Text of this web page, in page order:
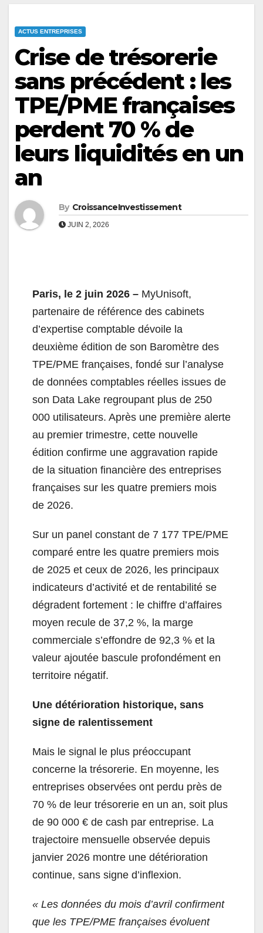
ACTUS ENTREPRISES
Crise de trésorerie
sans précédent : les
TPE/PME françaises
perdent 70 % de
leurs liquidités en un
an
By CroissanceInvestissement
JUIN 2, 2026
Paris, le 2 juin 2026 – MyUnisoft,
partenaire de référence des cabinets
d’expertise comptable dévoile la
deuxième édition de son Baromètre des
TPE/PME françaises, fondé sur l’analyse
de données comptables réelles issues de
son Data Lake regroupant plus de 250
000 utilisateurs. Après une première alerte
au premier trimestre, cette nouvelle
édition confirme une aggravation rapide
de la situation financière des entreprises
françaises sur les quatre premiers mois
de 2026.
Sur un panel constant de 7 177 TPE/PME
comparé entre les quatre premiers mois
de 2025 et ceux de 2026, les principaux
indicateurs d’activité et de rentabilité se
dégradent fortement : le chiffre d’affaires
moyen recule de 37,2 %, la marge
commerciale s’effondre de 92,3 % et la
valeur ajoutée bascule profondément en
territoire négatif.
Une détérioration historique, sans
signe de ralentissement
Mais le signal le plus préoccupant
concerne la trésorerie. En moyenne, les
entreprises observées ont perdu près de
70 % de leur trésorerie en un an, soit plus
de 90 000 € de cash par entreprise. La
trajectoire mensuelle observée depuis
janvier 2026 montre une détérioration
continue, sans signe d’inflexion.
« Les données du mois d’avril confirment
que les TPE/PME françaises évoluent